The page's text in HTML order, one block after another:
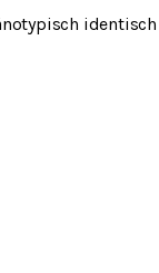
identisch